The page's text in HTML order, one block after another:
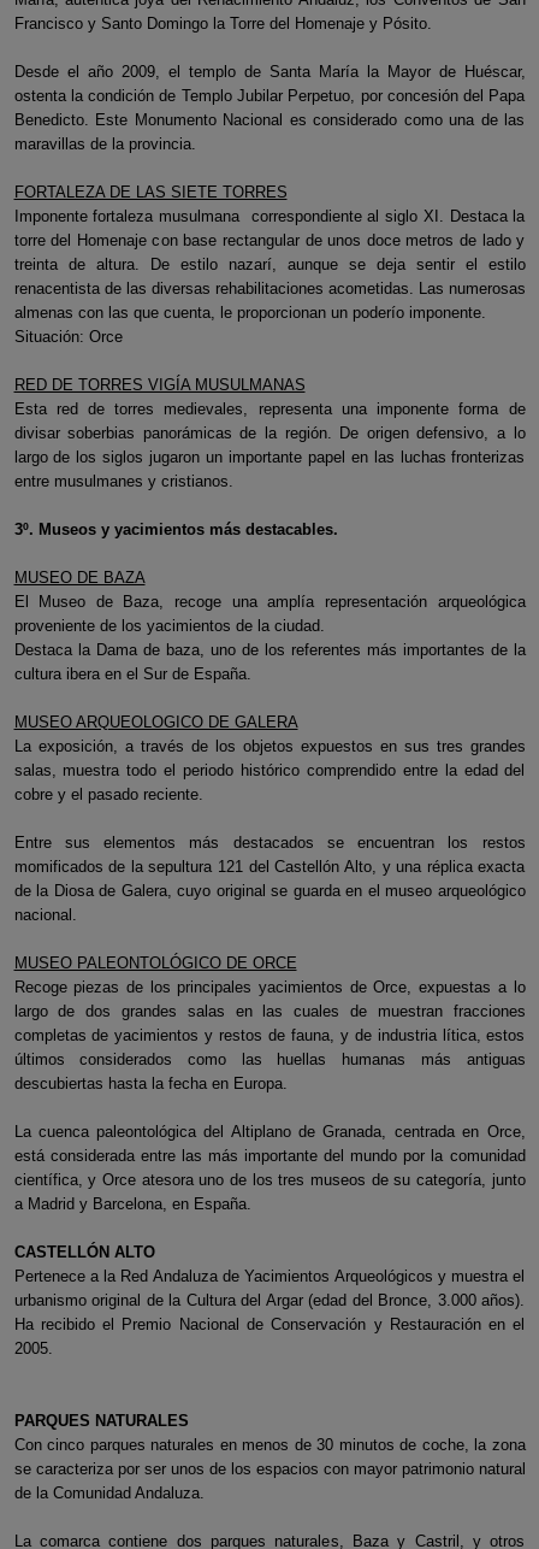
Francisco y Santo Domingo la Torre del Homenaje y Pósito.
Desde el año 2009, el templo de Santa María la Mayor de Huéscar,
ostenta la condición de Templo Jubilar Perpetuo, por concesión del Papa
Benedicto. Este Monumento Nacional es considerado como una de las
maravillas de la provincia.
FORTALEZA DE LAS SIETE TORRES
Imponente fortaleza musulmana correspondiente al siglo XI. Destaca la
torre del Homenaje con base rectangular de unos doce metros de lado y
treinta de altura. De estilo nazarí, aunque se deja sentir el estilo
renacentista de las diversas rehabilitaciones acometidas. Las numerosas
almenas con las que cuenta, le proporcionan un poderío imponente.
Situación: Orce
RED DE TORRES VIGÍA MUSULMANAS
Esta red de torres medievales, representa una imponente forma de
divisar soberbias panorámicas de la región. De origen defensivo, a lo
largo de los siglos jugaron un importante papel en las luchas fronterizas
entre musulmanes y cristianos.
3º. Museos y yacimientos más destacables.
MUSEO DE BAZA
El Museo de Baza, recoge una amplía representación arqueológica
proveniente de los yacimientos de la ciudad.
Destaca la Dama de baza, uno de los referentes más importantes de la
cultura ibera en el Sur de España.
MUSEO ARQUEOLOGICO DE GALERA
La exposición, a través de los objetos expuestos en sus tres grandes
salas, muestra todo el periodo histórico comprendido entre la edad del
cobre y el pasado reciente.
Entre sus elementos más destacados se encuentran los restos
momificados de la sepultura 121 del Castellón Alto, y una réplica exacta
de la Diosa de Galera, cuyo original se guarda en el museo arqueológico
nacional.
MUSEO PALEONTOLÓGICO DE ORCE
Recoge piezas de los principales yacimientos de Orce, expuestas a lo
largo de dos grandes salas en las cuales de muestran fracciones
completas de yacimientos y restos de fauna, y de industria lítica, estos
últimos considerados como las huellas humanas más antiguas
descubiertas hasta la fecha en Europa.
La cuenca paleontológica del Altiplano de Granada, centrada en Orce,
está considerada entre las más importante del mundo por la comunidad
científica, y Orce atesora uno de los tres museos de su categoría, junto
a Madrid y Barcelona, en España.
CASTELLÓN ALTO
Pertenece a la Red Andaluza de Yacimientos Arqueológicos y muestra el
urbanismo original de la Cultura del Argar (edad del Bronce, 3.000 años).
Ha recibido el Premio Nacional de Conservación y Restauración en el
2005.
PARQUES NATURALES
Con cinco parques naturales en menos de 30 minutos de coche, la zona
se caracteriza por ser unos de los espacios con mayor patrimonio natural
de la Comunidad Andaluza.
La comarca contiene dos parques naturales, Baza y Castril, y otros